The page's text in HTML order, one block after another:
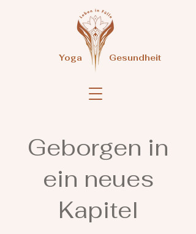
Yoga Gesundheit
Geborgen in
ein neues
Kapitel